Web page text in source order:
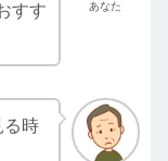
あなた
すす
る時